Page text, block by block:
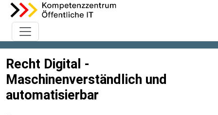
Recht Digital -
Maschinenverständlich und
automatisierbar